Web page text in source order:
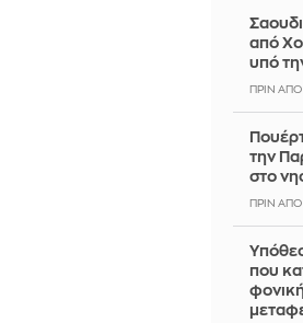
από
υπό
ΠΡΙΝ
την
στο
ΠΡΙΝ
που